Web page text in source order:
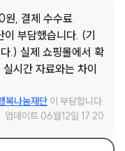
, 결제 수수료
부담했습니다. (기
.) 실제 쇼핑몰에서 확
시간 자료와는 차이
복나눔재단 이 부담합니다.
업데이트 06월12일 17:20